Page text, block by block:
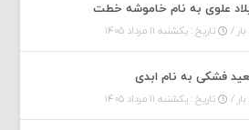
علوی به نام خاموشه خطت
تاریخ : یکشنبه ۱۱ مرداد ۱۴۰۵
فشکی به نام ابدی
تاریخ : یکشنبه ۱۱ مرداد ۱۴۰۵